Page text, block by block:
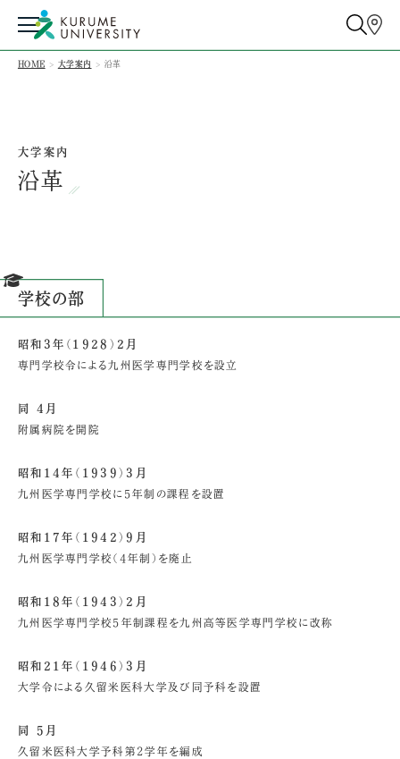
HOME 大学案内 沿革
大学案内
沿革
学校の部
昭和3年（1928）2月
専門学校令による九州医学専門学校を設立
同 4月
附属病院を開院
昭和14年（1939）3月
九州医学専門学校に5年制の課程を設置
昭和17年（1942）9月
九州医学専門学校（4年制）を廃止
昭和18年（1943）2月
九州医学専門学校5年制課程を九州高等医学専門学校に改称
昭和21年（1946）3月
大学令による久留米医科大学及び同予科を設置
同 5月
久留米医科大学予科第2学年を編成